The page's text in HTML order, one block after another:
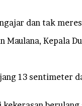
dan tak
Kepala
13